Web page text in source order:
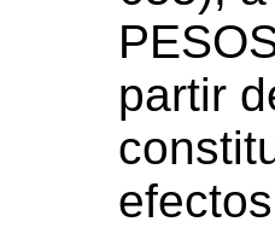
partir